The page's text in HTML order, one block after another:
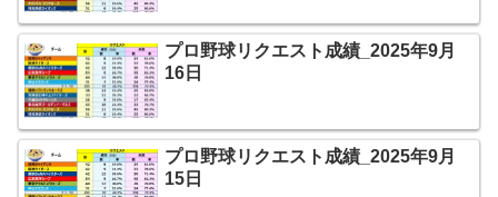
プロ野球リクエスト成績_2025年9月
16日
プロ野球リクエスト成績_2025年9月
15日